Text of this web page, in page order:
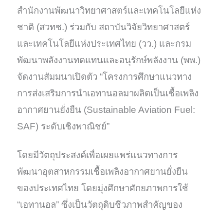
สำนักงานพัฒนาวิทยาศาสตร์และเทคโนโลยีแห่ง
ชาติ (สวทช.) ร่วมกับ สถาบันวิจัยวิทยาศาสตร์
และเทคโนโลยีแห่งประเทศไทย (วว.) และกรม
พัฒนาพลังงานทดแทนและอนุรักษ์พลังงาน (พพ.)
จัดงานสัมมนาเปิดตัว “โครงการศึกษาแนวทาง
การส่งเสริมการนำเอทานอลมาผลิตเป็นเชื้อเพลิง
อากาศยานยั่งยืน (Sustainable Aviation Fuel:
SAF) ระดับเชิงพาณิชย์”
โดยมีวัตถุประสงค์เพื่อเผยแพร่แนวทางการ
พัฒนาอุตสาหกรรมเชื้อเพลิงอากาศยานยั่งยืน
ของประเทศไทย โดยมุ่งศึกษาศักยภาพการใช้
“เอทานอล” ซึ่งเป็นวัตถุดิบชีวภาพสำคัญของ